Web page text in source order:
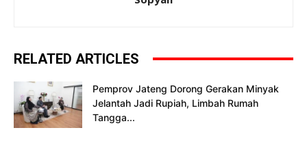
RELATED ARTICLES
Pemprov Jateng Dorong Gerakan Minyak
Jelantah Jadi Rupiah, Limbah Rumah
Tangga...